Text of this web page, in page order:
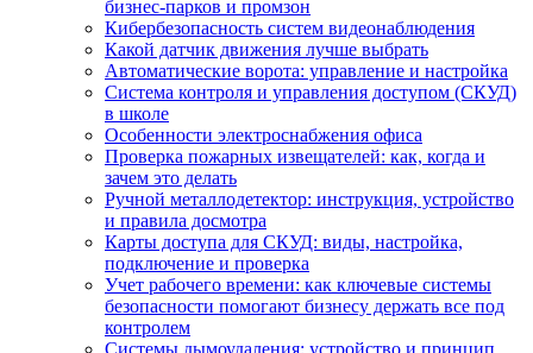
бизнес‑парков и промзон
Кибербезопасность систем видеонаблюдения
Какой датчик движения лучше выбрать
Автоматические ворота: управление и настройка
Система контроля и управления доступом (СКУД)
в школе
Особенности электроснабжения офиса
Проверка пожарных извещателей: как, когда и
зачем это делать
Ручной металлодетектор: инструкция, устройство
и правила досмотра
Карты доступа для СКУД: виды, настройка,
подключение и проверка
Учет рабочего времени: как ключевые системы
безопасности помогают бизнесу держать все под
контролем
Системы дымоудаления: устройство и принцип